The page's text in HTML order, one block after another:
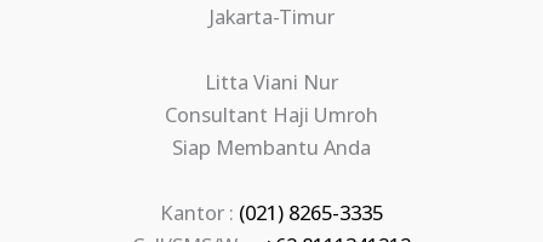
Jakarta-Timur
Litta Viani Nur
Consultant Haji Umroh
Siap Membantu Anda
Kantor : (021) 8265-3335